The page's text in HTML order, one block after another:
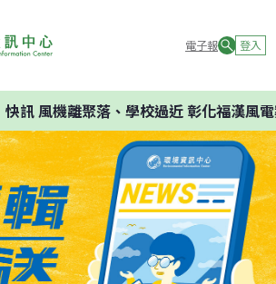
電子報 登入
快訊風機離聚落、學校過近 彰化福漢風電